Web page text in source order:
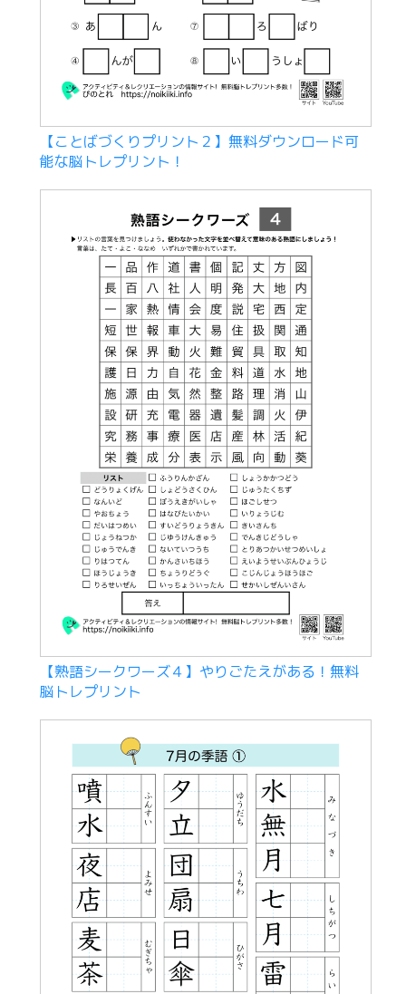
【ことばづくりプリント２】無料ダウンロード可
能な脳トレプリント！
【熟語シークワーズ４】やりごたえがある！無料
脳トレプリント